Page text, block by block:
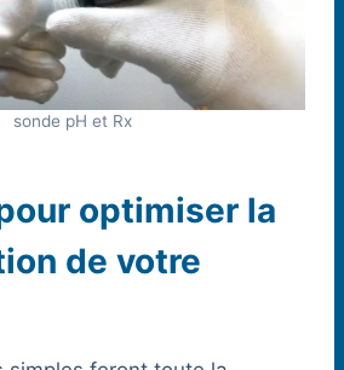
sonde pH et Rx
optimiser la
de votre